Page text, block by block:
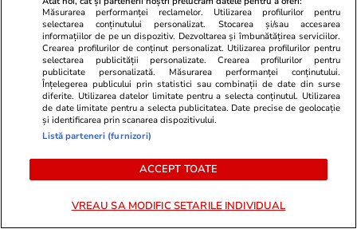
Vacanțe și Cultură 15:55
Sute de turiști au stat la coadă
ore în șir pentru a-și face un selfie
cu peisajul din Munții Dolomiți:
Lifestyle
Țările din
mai ușor să
Măsurarea performanței reclamelor. Utilizarea profilurilor pentru
selectarea conținutului personalizat. Stocarea și/sau accesarea
informațiilor de pe un dispozitiv. Dezvoltarea și îmbunătățirea serviciilor.
Crearea profilurilor de conținut personalizat. Utilizarea profilurilor pentru
selectarea publicității personalizate. Crearea profilurilor pentru
publicitate personalizată. Măsurarea performanței conținutului.
Înțelegerea publicului prin statistici sau combinații de date din surse
diferite. Utilizarea datelor limitate pentru a selecta conținutul. Utilizarea
de date limitate pentru a selecta publicitatea. Date precise de geolocație
și identificarea prin scanarea dispozitivului.
Listă parteneri (furnizori)
ACCEPT TOATE
VREAU SA MODIFIC SETARILE INDIVIDUAL